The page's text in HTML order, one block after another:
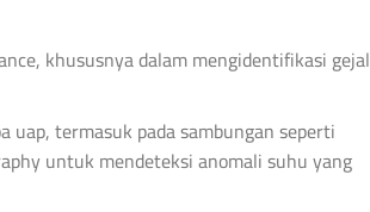
khususnya dalam mengidentifikasi
uap, termasuk pada sambungan seperti
untuk mendeteksi anomali suhu yang